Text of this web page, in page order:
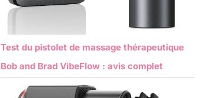
Test du pistolet de massage thérapeutique
Bob and Brad VibeFlow : avis complet